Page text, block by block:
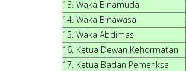
13. Waka Binamuda
14. Waka Binawasa
15. Waka Abdimas
16. Ketua Dewan Kehormatan
17. Ketua Badan Pemeriksa